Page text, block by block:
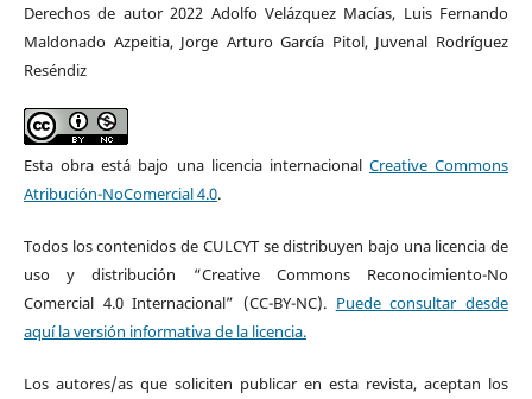
Derechos de autor 2022 Adolfo Velázquez Macías, Luis Fernando
Maldonado Azpeitia, Jorge Arturo García Pitol, Juvenal Rodríguez
Reséndiz
Esta obra está bajo una licencia internacional Creative Commons
Atribución-NoComercial 4.0.
Todos los contenidos de CULCYT se distribuyen bajo una licencia de
uso y distribución “Creative Commons Reconocimiento-No
Comercial 4.0 Internacional” (CC-BY-NC). Puede consultar desde
aquí la versión informativa de la licencia.
Los autores/as que soliciten publicar en esta revista, aceptan los